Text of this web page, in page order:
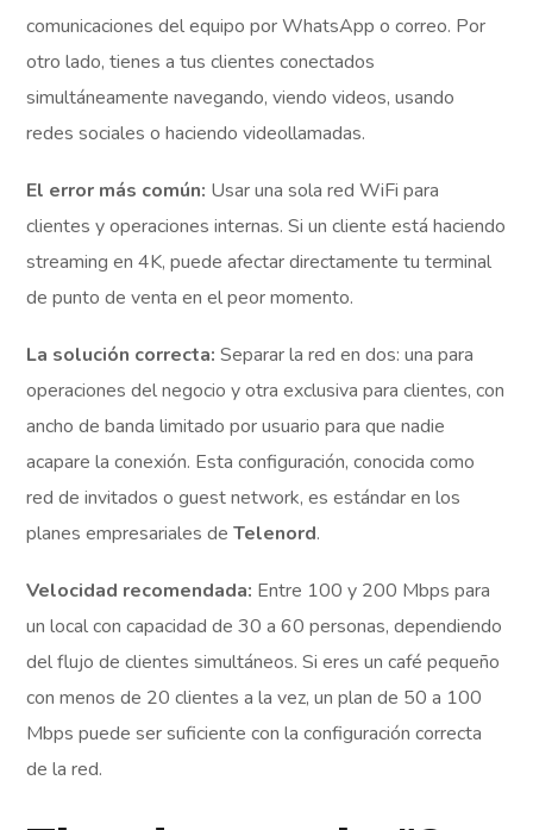
comunicaciones del equipo por WhatsApp o correo. Por
otro lado, tienes a tus clientes conectados
simultáneamente navegando, viendo videos, usando
redes sociales o haciendo videollamadas.
El error más común: Usar una sola red WiFi para
clientes y operaciones internas. Si un cliente está haciendo
streaming en 4K, puede afectar directamente tu terminal
de punto de venta en el peor momento.
La solución correcta: Separar la red en dos: una para
operaciones del negocio y otra exclusiva para clientes, con
ancho de banda limitado por usuario para que nadie
acapare la conexión. Esta configuración, conocida como
red de invitados o guest network, es estándar en los
planes empresariales deTelenord.
Velocidad recomendada: Entre 100 y 200 Mbps para
un local con capacidad de 30 a 60 personas, dependiendo
del flujo de clientes simultáneos. Si eres un café pequeño
con menos de 20 clientes a la vez, un plan de 50 a 100
Mbps puede ser suficiente con la configuración correcta
de la red.